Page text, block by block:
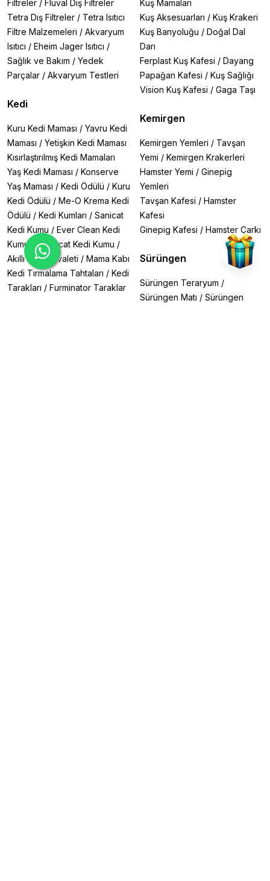
🔹 Tetra Cichlid Colour Mini 500gr– Cichlidlerin
renklerini güçlendirir.
🔹 Tetra Pleco Spirulina Wafers 250gr– Vatozlar için
yosun bazlı yem.
2. Tropical Marka Kovadan Bölme Yemler
🔹 Tropical Discus Gran Colour 250gr– Discuslar için
🔹 Tropical Krill Gran XXL 100gr
🔹 Tropical Supervit Tablets A 500 Adet
takviyeli tablet yem.
3. Sera Marka Kovadan Bölme Yemler
🔹 Sera Discus immunPro Nature 250gr – Discusların
bağışıklığını güçlendirir.
🔹 Sera O-Nip 250 Adet– Bitkisel içerikli, sindirimi
kolay yem.
🔹 Sera Plankton Tabs Nature 1000 Adet
balıkları için doğal besin.
4. Özel Karışım Paketler
🔹 Canlı Doğuran ve Tetra Balık Yemi Paketi (4
– Lepistes, plati gibi balıklar için ideal.
🔹 Cichlid Balık Yemi Paketi (5 Çeşit 100gr)– Malawi,
Tanganyika çiklitleri için özel seçim.
Filtreler / Fluval Dış Filtreler
Tetra Dış Filtreler / Tetra Isıtıcı
Filtre Malzemeleri / Akvaryum
Isıtıcı / Eheim Jager Isıtıcı /
Sağlık ve Bakım / Yedek
Parçalar / Akvaryum Testleri
Kedi
Kuru Kedi Maması / Yavru Kedi
Maması / Yetişkin Kedi Maması
Kısırlaştırılmış Kedi Mamaları
Yaş Kedi Maması / Konserve
Yaş Maması / Kedi Ödülü / Kuru
Kedi Ödülü / Me-O Krema Kedi
Ödülü / Kedi Kumları / Sanicat
Kedi Kumu / Ever Clean Kedi
Kumu
/Lindocat Kedi Kumu /
Akıllı Kedi Tuvaleti / Mama Kabı
Kedi Tırmalama Tahtaları / Kedi
Tarakları / Furminator Taraklar
Kuş Mamaları
Kuş Aksesuarları / Kuş Krakeri
Kuş Banyoluğu / Doğal Dal
Darı
Ferplast Kuş Kafesi / Dayang
Papağan Kafesi / Kuş Sağlığı
Vision Kuş Kafesi / Gaga Taşı
Kemirgen
Kemirgen Yemleri / Tavşan
Yemi / Kemirgen Krakerleri
Hamster Yemi / Ginepig
Yemleri
Tavşan Kafesi / Hamster
Kafesi
Ginepig Kafesi / Hamster Çarkı
Sürüngen
Sürüngen Teraryum /
Sürüngen Matı / Sürüngen